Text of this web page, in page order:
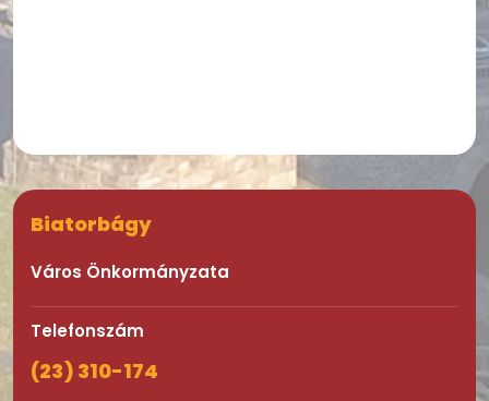
Biatorbágy
Város Önkormányzata
Telefonszám
(23) 310-174